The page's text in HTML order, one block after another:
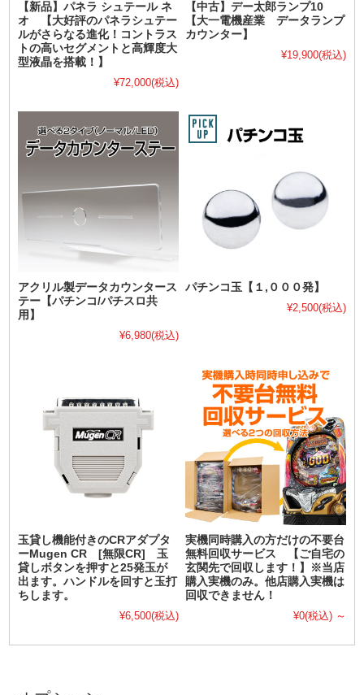
【新品】パネラ シュテール ネ
オ 【大好評のパネラシュテー
ルがさらなる進化！コントラス
トの高いセグメントと高輝度大
型液晶を搭載！】
¥72,000(税込)
【中古】デー太郎ランプ10
【大一電機産業 データランプ
カウンター】
¥19,900(税込)
アクリル製データカウンタース
テー【パチンコ/パチスロ共
用】
¥6,980(税込)
パチンコ玉【１,０００発】
¥2,500(税込)
玉貸し機能付きのCRアダプタ
ーMugen CR [無限CR] 玉
貸しボタンを押すと25発玉が
出ます。ハンドルを回すと玉打
ちします。
¥6,500(税込)
実機同時購入の方だけの不要台
無料回収サービス 【ご自宅の
玄関先で回収します！】※当店
購入実機のみ。他店購入実機は
回収できません！
¥0(税込) ～